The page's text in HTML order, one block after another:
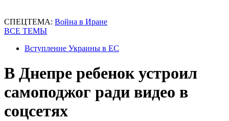
СПЕЦТЕМА: Война в Иране
ВСЕ ТЕМЫ
Вступление Украины в ЕС
В Днепре ребенок устроил
самоподжог ради видео в
соцсетях